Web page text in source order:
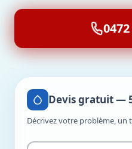
Devis gratuit —
Décrivez votre problème, un